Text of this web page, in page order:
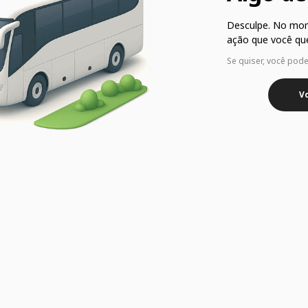
Desculpe. No
ação que você
Se quiser, você